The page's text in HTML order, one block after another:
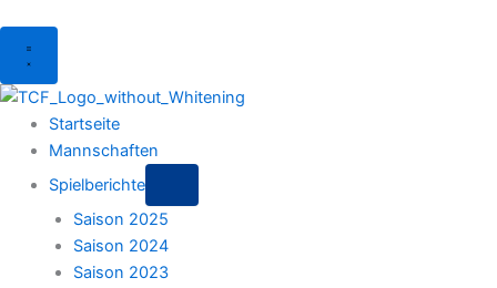
Menu
Startseite
Mannschaften
Spielberichte
Saison 2025
Saison 2024
Saison 2023